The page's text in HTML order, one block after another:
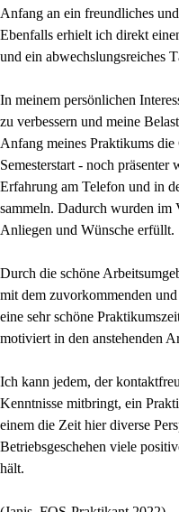
Anfang an ein freundliches
Ebenfalls erhielt ich direkt
und ein abwechslungsreiches
In meinem persönlichen
zu verbessern und meine
Anfang meines Praktikums
Semesterstart - noch
Erfahrung am Telefon und in
sammeln. Dadurch wurden im
Anliegen und Wünsche erfüllt.
Durch die schöne
mit dem zuvorkommenden
eine sehr schöne
motiviert in den anstehenden
Ich kann jedem, der
Kenntnisse mitbringt, ein
einem die Zeit hier diverse
Betriebsgeschehen viele
hält.